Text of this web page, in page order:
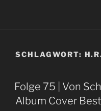
SCHLAGWORT:
Folge 75 | Von
Album Cover